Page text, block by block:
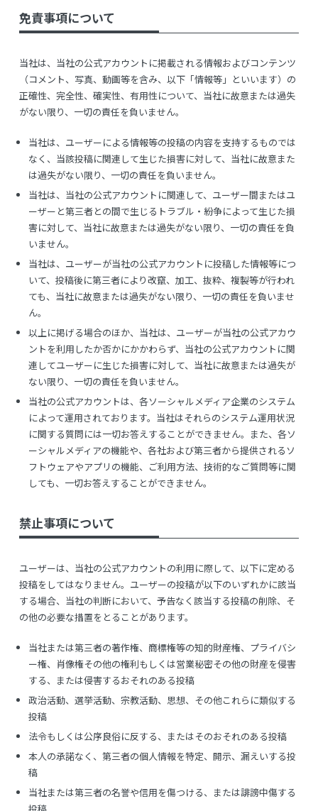
免責事項について
当社は、当社の公式アカウントに掲載される情報およびコンテンツ
（コメント、写真、動画等を含み、以下「情報等」といいます）の
正確性、完全性、確実性、有用性について、当社に故意または過失
がない限り、一切の責任を負いません。
当社は、ユーザーによる情報等の投稿の内容を支持するものでは
なく、当該投稿に関連して生じた損害に対して、当社に故意また
は過失がない限り、一切の責任を負いません。
当社は、当社の公式アカウントに関連して、ユーザー間またはユ
ーザーと第三者との間で生じるトラブル・紛争によって生じた損
害に対して、当社に故意または過失がない限り、一切の責任を負
いません。
当社は、ユーザーが当社の公式アカウントに投稿した情報等につ
いて、投稿後に第三者により改竄、加工、抜粋、複製等が行われ
ても、当社に故意または過失がない限り、一切の責任を負いませ
ん。
以上に掲げる場合のほか、当社は、ユーザーが当社の公式アカウ
ントを利用したか否かにかかわらず、当社の公式アカウントに関
連してユーザーに生じた損害に対して、当社に故意または過失が
ない限り、一切の責任を負いません。
当社の公式アカウントは、各ソーシャルメディア企業のシステム
によって運用されております。当社はそれらのシステム運用状況
に関する質問には一切お答えすることができません。また、各ソ
ーシャルメディアの機能や、各社および第三者から提供されるソ
フトウェアやアプリの機能、ご利用方法、技術的なご質問等に関
しても、一切お答えすることができません。
禁止事項について
ユーザーは、当社の公式アカウントの利用に際して、以下に定める
投稿をしてはなりません。ユーザーの投稿が以下のいずれかに該当
する場合、当社の判断において、予告なく該当する投稿の削除、そ
の他の必要な措置をとることがあります。
当社または第三者の著作権、商標権等の知的財産権、プライバシ
ー権、肖像権その他の権利もしくは営業秘密その他の財産を侵害
する、または侵害するおそれのある投稿
政治活動、選挙活動、宗教活動、思想、その他これらに類似する
投稿
法令もしくは公序良俗に反する、またはそのおそれのある投稿
本人の承諾なく、第三者の個人情報を特定、開示、漏えいする投
稿
当社または第三者の名誉や信用を傷つける、または誹謗中傷する